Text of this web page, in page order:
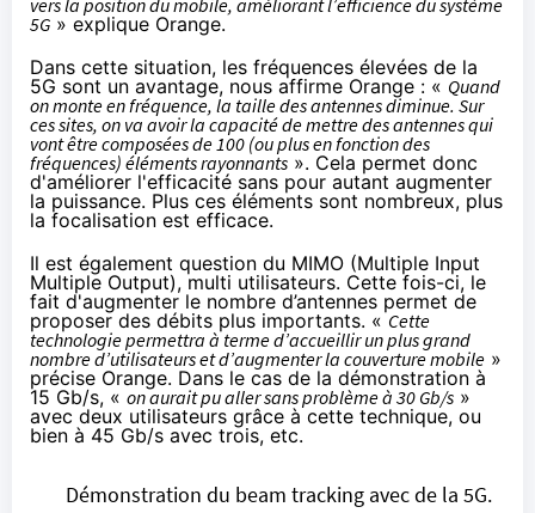
vers la position du mobile, améliorant l’efficience du système
5G » explique Orange.
Dans cette situation, les fréquences élevées de la
5G sont un avantage, nous affirme Orange : « Quand
on monte en fréquence, la taille des antennes diminue. Sur
ces sites, on va avoir la capacité de mettre des antennes qui
vont être composées de 100 (ou plus en fonction des
fréquences) éléments rayonnants ». Cela permet donc
d'améliorer l'efficacité sans pour autant augmenter
la puissance. Plus ces éléments sont nombreux, plus
la focalisation est efficace.
Il est également question du MIMO (Multiple Input
Multiple Output), multi utilisateurs. Cette fois-ci, le
fait d'augmenter le nombre d’antennes permet de
proposer des débits plus importants. «Cette
technologie permettra à terme d’accueillir un plus grand
nombre d’utilisateurs et d’augmenter la couverture mobile »
précise Orange. Dans le cas de la démonstration à
15 Gb/s, « on aurait pu aller sans problème à 30 Gb/s »
avec deux utilisateurs grâce à cette technique, ou
bien à 45 Gb/s avec trois, etc.
Démonstration du beam tracking avec de la 5G.